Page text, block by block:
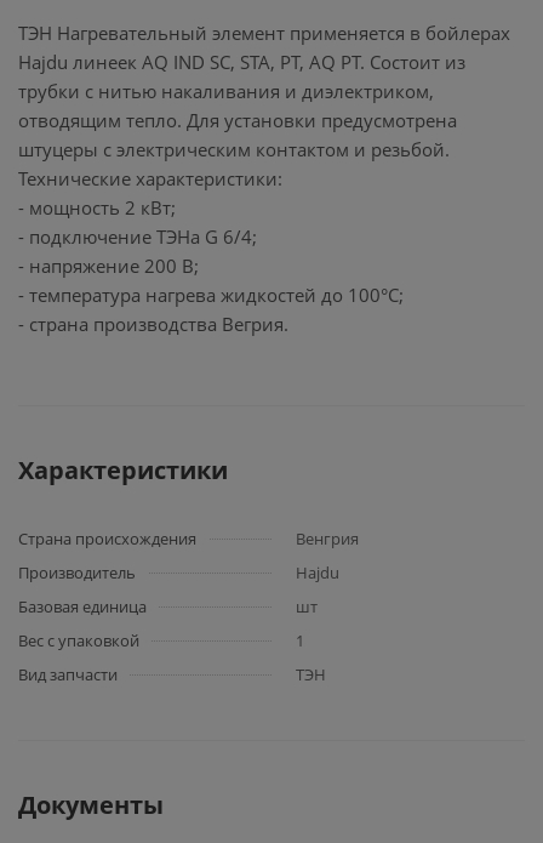
ТЭН Нагревательный элемент применяется в бойлерах
Hajdu линеек AQ IND SC, STA, PT, AQ PT. Состоит из
трубки с нитью накаливания и диэлектриком,
отводящим тепло. Для установки предусмотрена
штуцеры с электрическим контактом и резьбой.
Технические характеристики:
- мощность 2 кВт;
- подключение ТЭНа G 6/4;
- напряжение 200 В;
- температура нагрева жидкостей до 100°C;
- страна производства Вегрия.
Характеристики
Страна происхождения
Венгрия
Производитель
Hajdu
Базовая единица
шт
Вес с упаковкой
1
Вид запчасти
ТЭН
Документы